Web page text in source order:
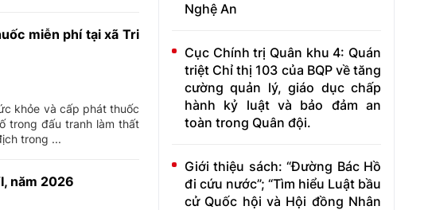
miễn phí tại xã Tri
khỏe và cấp phát thuốc
trong đấu tranh làm thất
trong ...
năm 2026
Nghệ An
Cục Chính trị Quân khu 4: Quán
triệt Chỉ thị 103 của BQP về tăng
cường quản lý, giáo dục chấp
hành kỷ luật và bảo đảm an
toàn trong Quân đội.
Giới thiệu sách: “Đường Bác Hồ
đi cứu nước”; “Tìm hiểu Luật bầu
cử Quốc hội và Hội đồng Nhân